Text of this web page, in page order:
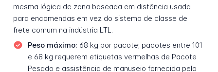
mesma lógica de zona baseada em distância usada
para encomendas em vez do sistema de classe de
frete comum na indústria LTL.
Peso máximo: 68 kg por pacote; pacotes entre 101
e 68 kg requerem etiquetas vermelhas de Pacote
Pesado e assistência de manuseio fornecida pelo